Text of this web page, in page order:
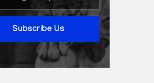
Subscribe Us